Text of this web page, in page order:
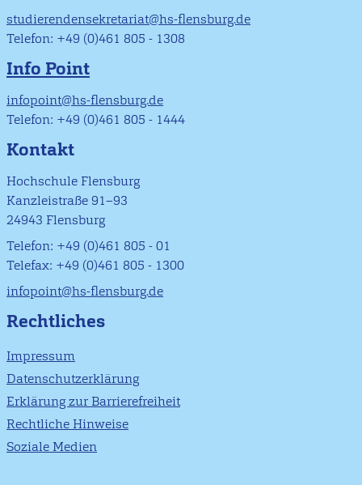
studierendensekretariat@hs-flensburg.de
Telefon: +49 (0)461 805 - 1308
Info Point
infopoint@hs-flensburg.de
Telefon: +49 (0)461 805 - 1444
Kontakt
Hochschule Flensburg
Kanzleistraße 91–93
24943 Flensburg
Telefon: +49 (0)461 805 - 01
Telefax: +49 (0)461 805 - 1300
infopoint@hs-flensburg.de
Rechtliches
Impressum
Datenschutzerklärung
Erklärung zur Barrierefreiheit
Rechtliche Hinweise
Soziale Medien